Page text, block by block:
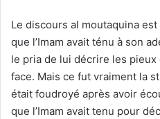
Le discours al moutaquina
que l’Imam avait ténu à son
le pria de lui décrire les pieux
face. Mais ce fut vraiment la
était foudroyé après avoir
que l’Imam avait tenu pour